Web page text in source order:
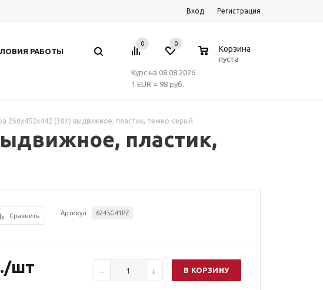
Вход Регистрация
РАБОТЫ
0 0
Корзина
пуста
Курс на 08.08.2026
1 EUR = 98 руб.
260x452x442 (30л) выдвижное, пластик, темно-серый
пластик,
Сравнить Артикул 6245G41PZ
/шт В КОРЗИНУ